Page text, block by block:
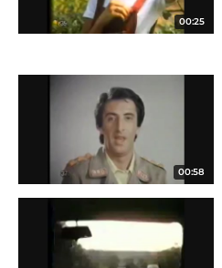
00:25
00:58